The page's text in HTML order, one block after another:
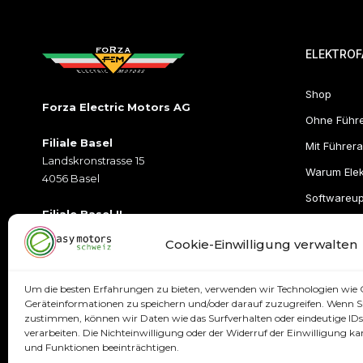
Cookie-Einwilligung verwalten
Um die besten Erfahrungen zu bieten, verwenden wir Technologien wie
Geräteinformationen zu speichern und/oder darauf zuzugreifen. Wenn
zustimmen, können wir Daten wie das Surfverhalten oder eindeutige IDs
verarbeiten. Die Nichteinwilligung oder der Widerruf der Einwilligung
und Funktionen beeinträchtigen.
Forza Electric Motors AG
Filiale Basel
Landskronstrasse 15
4056 Basel
Filiale Basel II
Münchensteinerstrasse 2
4052Basel
T:+41 79 395 77 77
E:info@easymotorsschweiz.ch
Shop
Ohne
Mit
Warum